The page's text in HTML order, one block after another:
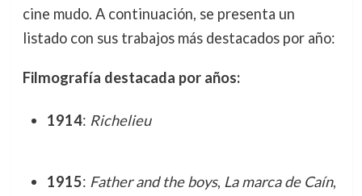
cine mudo. A continuación, se presenta un
listado con sus trabajos más destacados por año:
Filmografía destacada por años:
1914: Richelieu
1915: Father and the boys, La marca de Caín,